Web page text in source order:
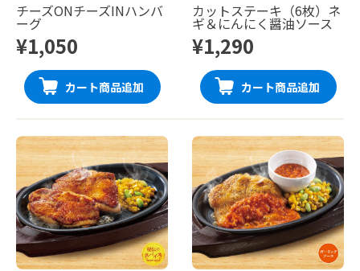
チーズONチーズINハンバ
ーグ
¥1,050
カート商品追加
カットステーキ（6枚）ネ
ギ＆にんにく醤油ソース
¥1,290
カート商品追加